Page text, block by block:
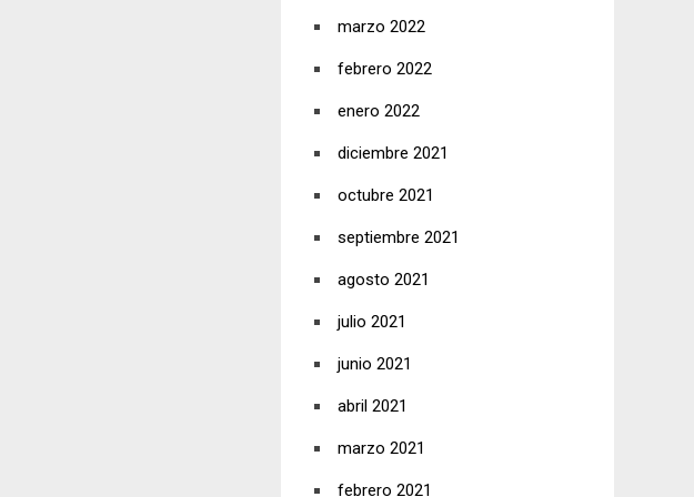
marzo 2022
febrero 2022
enero 2022
diciembre 2021
octubre 2021
septiembre 2021
agosto 2021
julio 2021
junio 2021
abril 2021
marzo 2021
febrero 2021